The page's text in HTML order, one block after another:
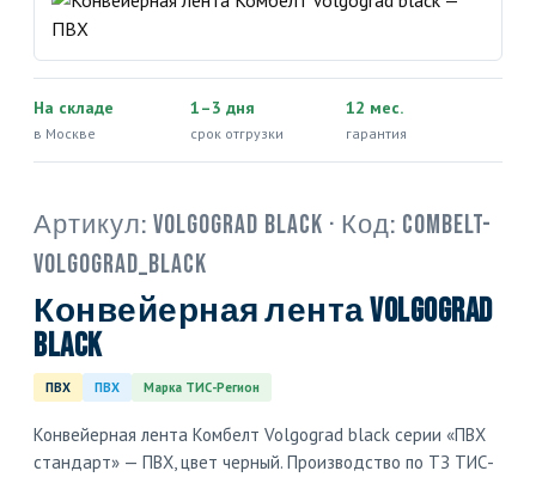
На складе
в Москве
1–3 дня
срок отгрузки
12 мес.
гарантия
Артикул: Volgograd black · Код: COMBELT-
VOLGOGRAD_BLACK
Конвейерная лента Volgograd
black
ПВХ ПВХ Марка ТИС-Регион
Конвейерная лента Комбелт Volgograd black серии «ПВХ
стандарт» — ПВХ, цвет черный. Производство по ТЗ ТИС-